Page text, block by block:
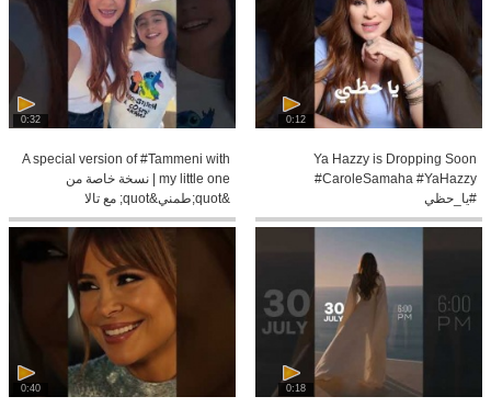
0:12
Ya Hazzy is Dropping Soon
#CaroleSamaha #YaHazzy
#يا_حظي
0:32
A special version of #Tammeni with
my little one | نسخة خاصة من
&quot;طمني&quot; مع تالا
#CaroleSamaha #طمني
0:18
0:40